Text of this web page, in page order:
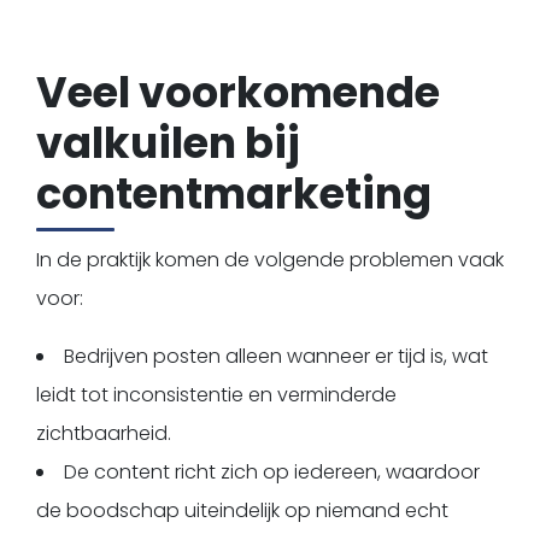
Veel voorkomende
valkuilen bij
contentmarketing
In de praktijk komen de volgende problemen vaak
voor:
Bedrijven posten alleen wanneer er tijd is, wat
leidt tot inconsistentie en verminderde
zichtbaarheid.
De content richt zich op iedereen, waardoor
de boodschap uiteindelijk op niemand echt